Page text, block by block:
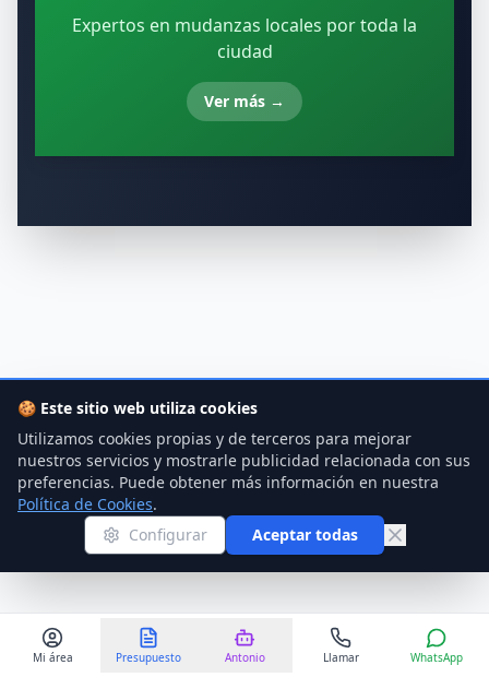
Expertos en mudanzas locales por toda la
ciudad
Ver más →
🍪 Este sitio web utiliza cookies
Utilizamos cookies propias y de terceros para mejorar
nuestros servicios y mostrarle publicidad relacionada con sus
preferencias. Puede obtener más información en nuestra
Política de Cookies.
Configurar
Aceptar todas
Mi área Presupuesto Antonio Llamar WhatsApp